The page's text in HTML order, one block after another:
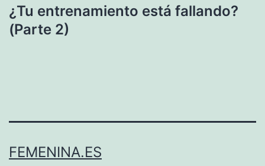
¿Tu entrenamiento está fallando?
(Parte 2)
FEMENINA.ES